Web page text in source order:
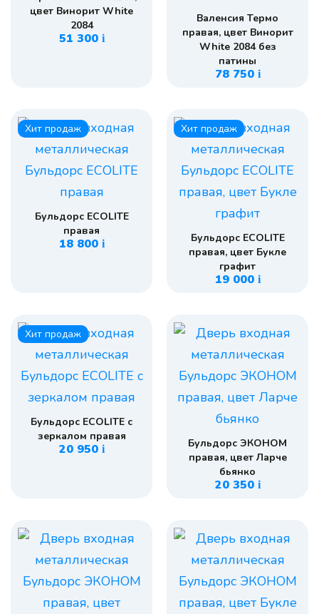
цвет Винорит White
2084
51 300 i
Валенсия Термо
правая, цвет Винорит
White 2084 без
патины
78 750 i
Хит продаж
Бульдорс ECOLITE
правая
18 800 i
Хит продаж
Бульдорс ECOLITE
правая, цвет Букле
графит
19 000 i
Хит продаж
Бульдорс ECOLITE с
зеркалом правая
20 950 i
Бульдорс ЭКОНОМ
правая, цвет Ларче
бьянко
20 350 i